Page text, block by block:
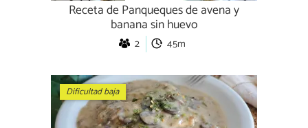
Receta de Panqueques de avena y
banana sin huevo
2 45m
Dificultad baja